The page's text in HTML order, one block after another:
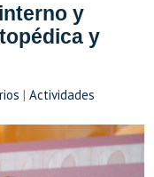
y
y
|Actividades